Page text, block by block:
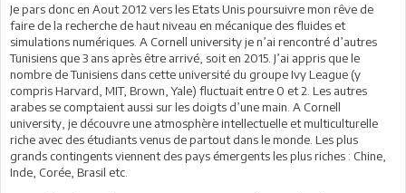
Je pars donc en Aout 2012 vers les Etats Unis poursuivre mon rêve de
faire de la recherche de haut niveau en mécanique des fluides et
simulations numériques. A Cornell university je n’ai rencontré d’autres
Tunisiens que 3 ans après être arrivé, soit en 2015. J’ai appris que le
nombre de Tunisiens dans cette université du groupe Ivy League (y
compris Harvard, MIT, Brown, Yale) fluctuait entre 0 et 2. Les autres
arabes se comptaient aussi sur les doigts d’une main. A Cornell
university, je découvre une atmosphère intellectuelle et multiculturelle
riche avec des étudiants venus de partout dans le monde. Les plus
grands contingents viennent des pays émergents les plus riches : Chine,
Inde, Corée, Brasil etc.